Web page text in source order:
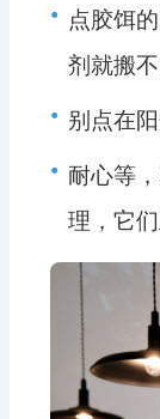
• 点胶饵
剂就搬
• 别点在
• 耐心等
理，它